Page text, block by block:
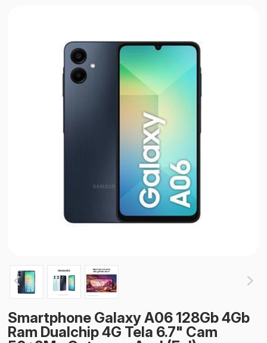
Smartphone Galaxy A06 128Gb 4Gb
Ram Dualchip 4G Tela 6.7" Cam